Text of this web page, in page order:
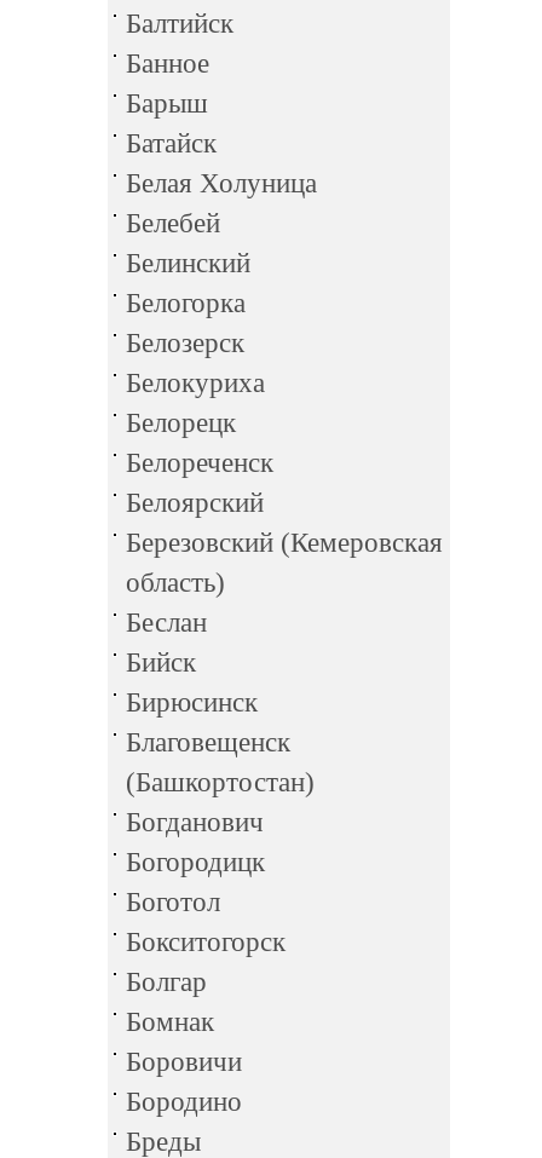
Балтийск
Банное
Барыш
Батайск
Белая Холуница
Белебей
Белинский
Белогорка
Белозерск
Белокуриха
Белорецк
Белореченск
Белоярский
Березовский (Кемеровская
область)
Беслан
Бийск
Бирюсинск
Благовещенск
(Башкортостан)
Богданович
Богородицк
Боготол
Бокситогорск
Болгар
Бомнак
Боровичи
Бородино
Бреды